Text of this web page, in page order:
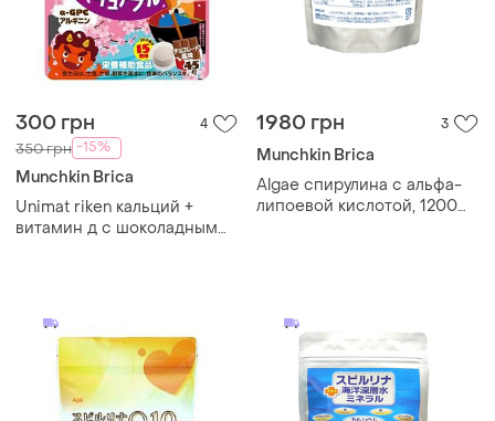
300 грн 4
350 грн -15%
Munchkin Brica
Unimat riken кальций +
витамин д с шоколадным
1980 грн 3
Munchkin Brica
Algae спирулина с альфа-
липоевой кислотой, 1200